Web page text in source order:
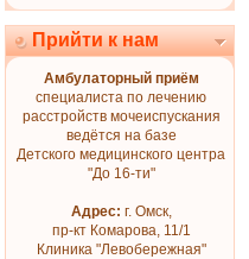
Прийти к нам
Амбулаторный приём
специалиста по лечению
расстройств мочеиспускания
ведётся на базе
Детского медицинского центра
"До 16-ти"
Адрес: г. Омск,
пр-кт Комарова, 11/1
Клиника "Левобережная"